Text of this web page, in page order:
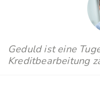
Geduld ist eine
Kreditbearbeitung